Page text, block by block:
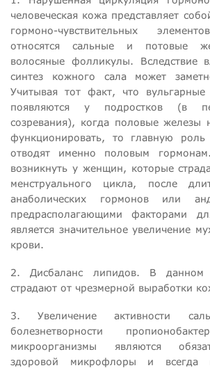
человеческая кожа представляет
гормоно-чувствительных
относятся сальные и потовые
волосяные фолликулы. Вследствие
синтез кожного сала может
Учитывая тот факт, что
появляются у подростков (в
созревания), когда половые железы
функционировать, то главную
отводят именно половым
возникнуть у женщин, которые
менструального цикла, после
анаболических гормонов или
предрасполагающими факторами
является значительное увеличение
крови.
2. Дисбаланс липидов. В данном
страдают от чрезмерной выработки
3. Увеличение активности
болезнетворности
микроорганизмы являются
здоровой микрофлоры и всегда